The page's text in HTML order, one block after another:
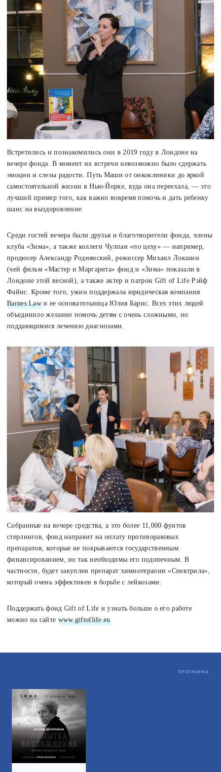
Встретились и познакомились они в 2019 году в Лондоне на
вечере фонда. В момент их встречи невозможно было сдержать
эмоции и слезы радости. Путь Маши от онкоклиники до яркой
самостоятельной жизни в Нью-Йорке, куда она переехала, — это
лучший пример того, как важно вовремя помочь и дать ребенку
шанс на выздоровление.
Среди гостей вечера были друзья и благотворители фонда, члены
клуба «Зима», а также коллеги Чулпан «по цеху» — например,
продюсер Александр Роднянский, режиссер Михаил Локшин
(чей фильм «Мастер и Маргарита» фонд и «Зима» показали в
Лондоне этой весной), а также актер и патрон Gift of Life Рэйф
Файнс. Кроме того, ужин поддержала юридическая компания
Barnes Lawи ее основательница Юлия Барнс. Всех этих людей
объединило желание помочь детям с очень сложными, но
поддающимися лечению диагнозами.
Собранные на вечере средства, а это более 11,000 фунтов
стерлингов, фонд направит на оплату противораковых
препаратов, которые не покрываются государственным
финансированием, но так необходимы его подопечным. В
частности, будет закуплен препарат химиотерапии «Спектрила»,
который очень эффективен в борьбе с лейкозами.
Поддержать фонд Gift of Life и узнать больше о его работе
можно на сайте www.giftoflife.eu.
ПРОГРАММА